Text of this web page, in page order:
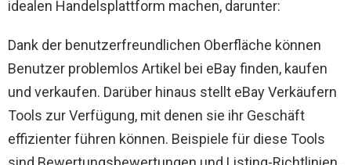
idealen Handelsplattform machen, darunter:
Dank der benutzerfreundlichen Oberfläche können
Benutzer problemlos Artikel bei eBay finden, kaufen
und verkaufen. Darüber hinaus stellt eBay Verkäufern
Tools zur Verfügung, mit denen sie ihr Geschäft
effizienter führen können. Beispiele für diese Tools